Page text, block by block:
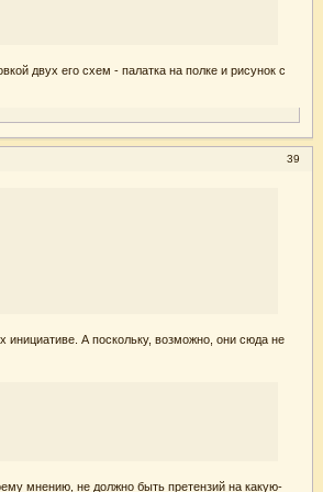
двух его схем - палатка на полке и рисунок с
39
А поскольку, возможно, они сюда не
мнению, не должно быть претензий на какую-